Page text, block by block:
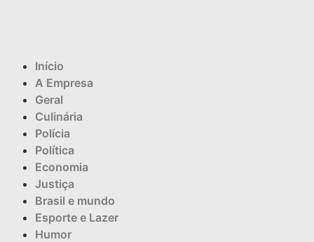
Início
A Empresa
Geral
Culinária
Polícia
Política
Economia
Justiça
Brasil e mundo
Esporte e Lazer
Humor